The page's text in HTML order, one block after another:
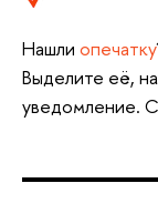
Нашли опечатку
Выделите её,
уведомление.